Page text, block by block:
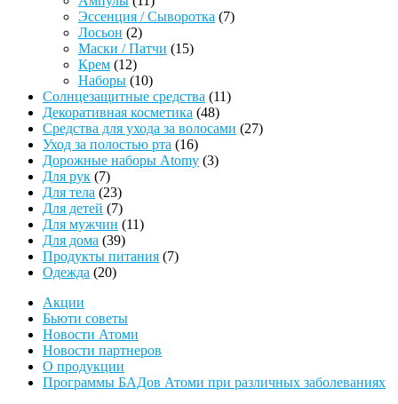
товаров
Эссенция / Сыворотка 77
Лосьон 22
товара
Маски / Патчи 1515
Крем 1212
товаров
Наборы 1010
товаров
Солнцезащитные средства 1111
Декоративная косметика 4848
товаров
Средства для ухода за волосами 2727
Уход за полостью рта 1616
товаров
Дорожные наборы Atomy 33
Для рук 77
товаров
Для тела 2323
товара
Для детей 77
товаров
Для мужчин 1111
Для дома 3939
товаров
Продукты питания 77
Одежда 2020
Акции
Бьюти советы
Новости Атоми
Новости партнеров
О продукции
Программы БАДов Атоми при различных заболеваниях